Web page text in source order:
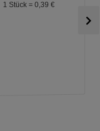
1 Stück = 0, 39 €